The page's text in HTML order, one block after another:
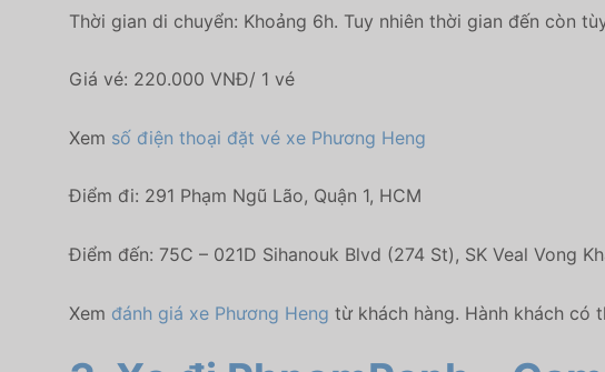
Thời gian di chuyển: Khoảng 6h. Tuy nhiên thời gian đến còn
Giá vé: 220.000 VNĐ/ 1 vé
Xem số điện thoại đặt vé xe Phương Heng
Điểm đi: 291 Phạm Ngũ Lão, Quận 1, HCM
Điểm đến: 75C – 021D Sihanouk Blvd (274 St), SK Veal Vong
Xem đánh giá xe Phương Heng từ khách hàng. Hành khách